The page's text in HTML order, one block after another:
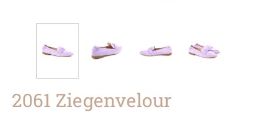
2061 Ziegenvelour